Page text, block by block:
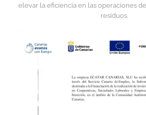
elevar la eficiencia en las operaciones
residuos.